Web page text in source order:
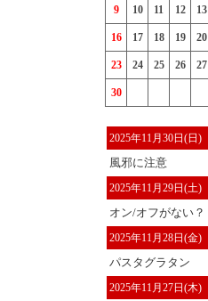
9 10 11 12 13
16 17 18 19 20
23 24 25 26 27
30
2025年11月30日(日)
風邪に注意
2025年11月29日(土)
オン/オフがない？
2025年11月28日(金)
パスタグラタン
2025年11月27日(木)